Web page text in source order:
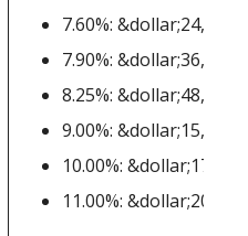
7.60%:
7.90%:
8.25%:
9.00%:
10.00%:
11.00%: